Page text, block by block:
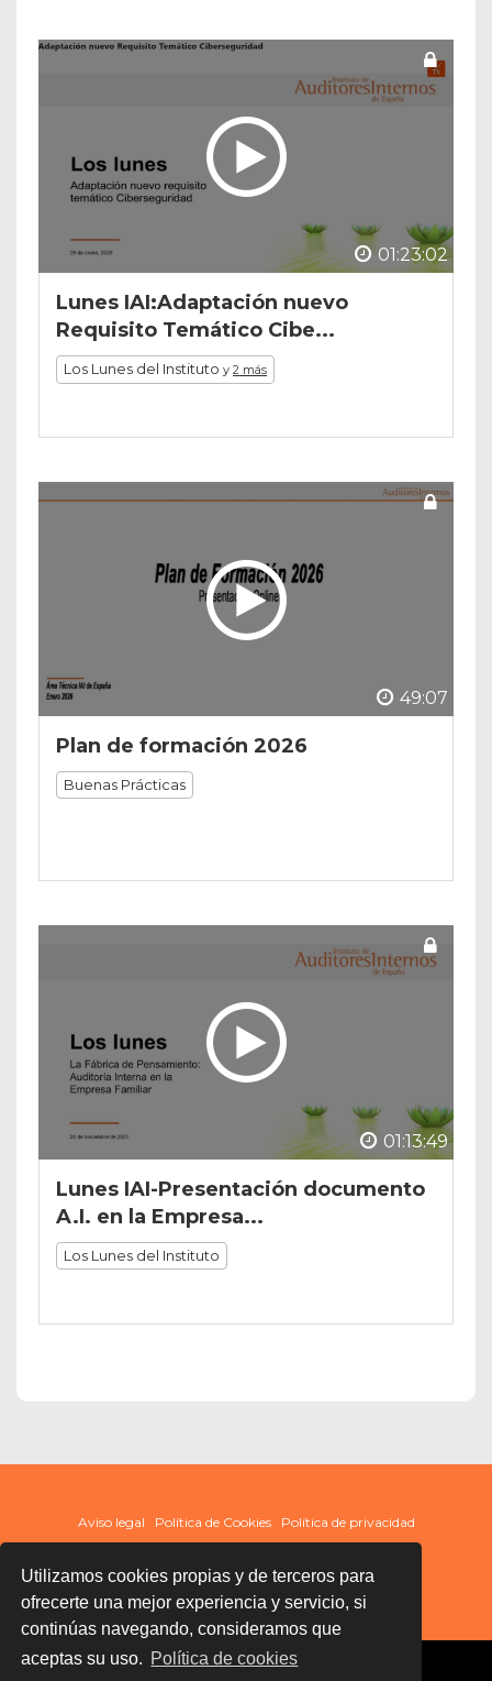
Utilizamos cookies propias y de terceros para
ofrecerte una mejor experiencia y servicio, si
continúas navegando, consideramos que
aceptas su uso. Política de cookies
01:23:02
Lunes IAI:Adaptación nuevo
Requisito Temático Cibe...
Los Lunes del Instituto y 2 más
49:07
Plan de formación 2026
Buenas Prácticas
01:13:49
Lunes IAI-Presentación documento
A.I. en la Empresa...
Los Lunes del Instituto
Aviso legal Política de Cookies Política de privacidad